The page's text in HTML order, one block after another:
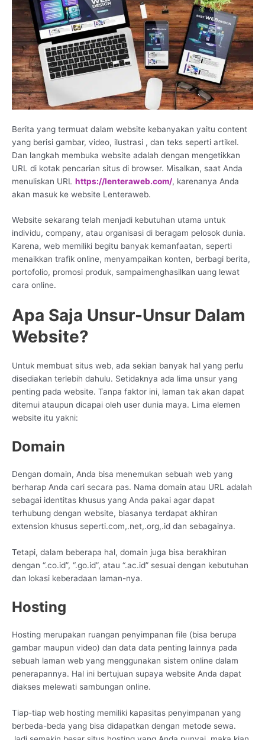
Berita yang termuat dalam website kebanyakan yaitu content
yang berisi gambar, video, ilustrasi , dan teks seperti artikel.
Dan langkah membuka website adalah dengan mengetikkan
URL di kotak pencarian situs di browser. Misalkan, saat Anda
menuliskan URL https://lenteraweb.com/, karenanya Anda
akan masuk ke website Lenteraweb.
Website sekarang telah menjadi kebutuhan utama untuk
individu, company, atau organisasi di beragam pelosok dunia.
Karena, web memiliki begitu banyak kemanfaatan, seperti
menaikkan trafik online, menyampaikan konten, berbagi berita,
portofolio, promosi produk, sampaimenghasilkan uang lewat
cara online.
Apa Saja Unsur-Unsur Dalam
Website?
Untuk membuat situs web, ada sekian banyak hal yang perlu
disediakan terlebih dahulu. Setidaknya ada lima unsur yang
penting pada website. Tanpa faktor ini, laman tak akan dapat
ditemui ataupun dicapai oleh user dunia maya. Lima elemen
website itu yakni:
Domain
Dengan domain, Anda bisa menemukan sebuah web yang
berharap Anda cari secara pas. Nama domain atau URL adalah
sebagai identitas khusus yang Anda pakai agar dapat
terhubung dengan website, biasanya terdapat akhiran
extension khusus seperti.com,.net,.org,.id dan sebagainya.
Tetapi, dalam beberapa hal, domain juga bisa berakhiran
dengan “.co.id”, “.go.id”, atau “.ac.id” sesuai dengan kebutuhan
dan lokasi keberadaan laman-nya.
Hosting
Hosting merupakan ruangan penyimpanan file (bisa berupa
gambar maupun video) dan data data penting lainnya pada
sebuah laman web yang menggunakan sistem online dalam
penerapannya. Hal ini bertujuan supaya website Anda dapat
diakses melewati sambungan online.
Tiap-tiap web hosting memiliki kapasitas penyimpanan yang
berbeda-beda yang bisa didapatkan dengan metode sewa.